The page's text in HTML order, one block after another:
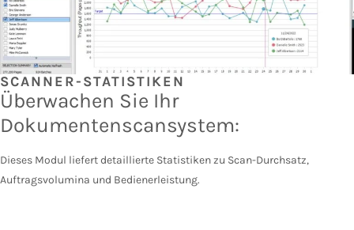
SCANNER-STATISTIKEN
Überwachen Sie Ihr
Dokumentenscansystem:
Dieses Modul liefert detaillierte Statistiken zu Scan-Durchsatz,
Auftragsvolumina und Bedienerleistung.